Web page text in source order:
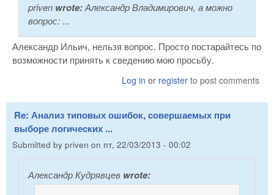
priven wrote:Александр Владимирович, а можно
вопрос: ...
Александр Ильич, нельзя вопрос. Просто постарайтесь по
возможности принять к сведению мою просьбу.
Log in or register to post comments
Re: Анализ типовых ошибок, совершаемых при
выборе логических ...
Submitted by priven on пт, 22/03/2013 - 00:02
Александр Кудрявцев wrote: